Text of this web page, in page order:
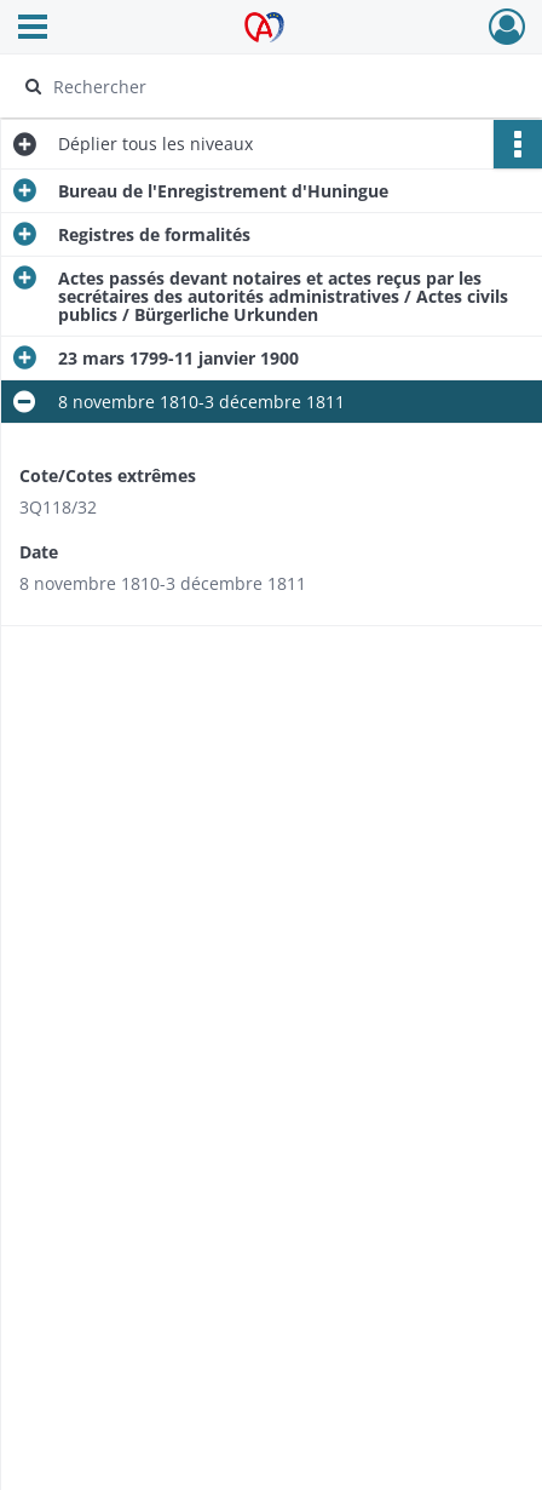
Archives Alsace - Colmar
Ouvrir le menu déroulant
Déplier tous les niveaux
Bureau de l'Enregistrement d'Huningue
Registres de formalités
Actes passés devant notaires et actes reçus par les
secrétaires des autorités administratives / Actes civils
publics / Bürgerliche Urkunden
23 mars 1799-11 janvier 1900
8 novembre 1810-3 décembre 1811
Cote/Cotes extrêmes
3Q118/32
Date
8 novembre 1810-3 décembre 1811